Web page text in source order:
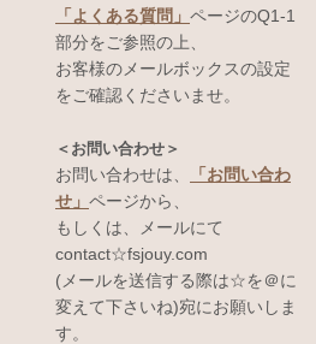
「よくある質問」 ページのQ1-1
部分をご参照の上、
お客様のメールボックスの設定
をご確認くださいませ。
＜お問い合わせ＞
お問い合わせは、
「お問い合わ
せ」 ページから、
もしくは、メールにて
contact☆fsjouy.com
(メールを送信する際は☆を＠に
変えて下さいね)宛にお願いしま
す。